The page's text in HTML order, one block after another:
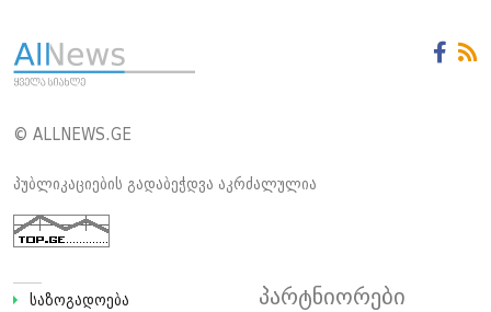
© ALLNEWS.GE
პუბლიკაციების გადაბეჭდვა აკრძალულია
საზოგადოება
პარტნიორები